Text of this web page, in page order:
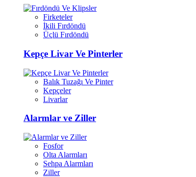
Firketeler
İkili Fırdöndü
Üçlü Fırdöndü
Kepçe Livar Ve Pinterler
Balık Tuzağı Ve Pinter
Kepçeler
Livarlar
Alarmlar ve Ziller
Fosfor
Olta Alarmları
Sehpa Alarmları
Ziller